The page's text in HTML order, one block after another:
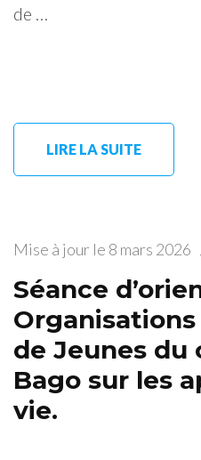
de …
LIRE LA SUITE
Mise à jour le 8 mars 2026
Séance
Organisations
de Jeunes du
Bago sur les
vie.